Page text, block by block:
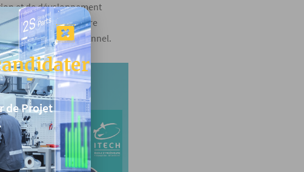
et de développement
économique. La nature
le plan organisationnel.
Lire
de Projet